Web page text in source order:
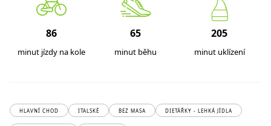
86
minut jízdy na kole
65
minut běhu
205
minut uklízení
HLAVNÍ CHOD ITALSKÉ BEZ MASA DIETÁŘKY - LEHKÁ JÍDLA